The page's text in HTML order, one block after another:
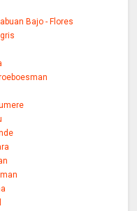
Bajo - Flores